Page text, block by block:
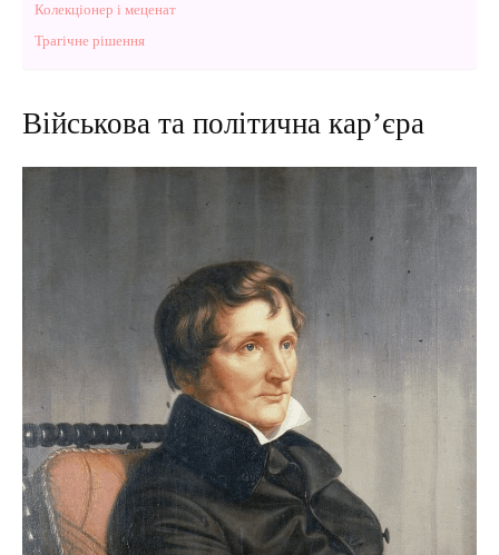
Колекціонер і меценат
Трагічне рішення
Військова та політична кар’єра